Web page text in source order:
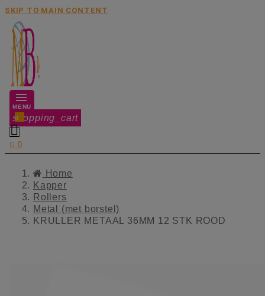
SKIP TO MAIN CONTENT
MENU
shopping_cart
0

 0
Home
Kapper
Rollers
Metal (met borstel)
KRULLER METAAL 36MM 12 STK ROOD